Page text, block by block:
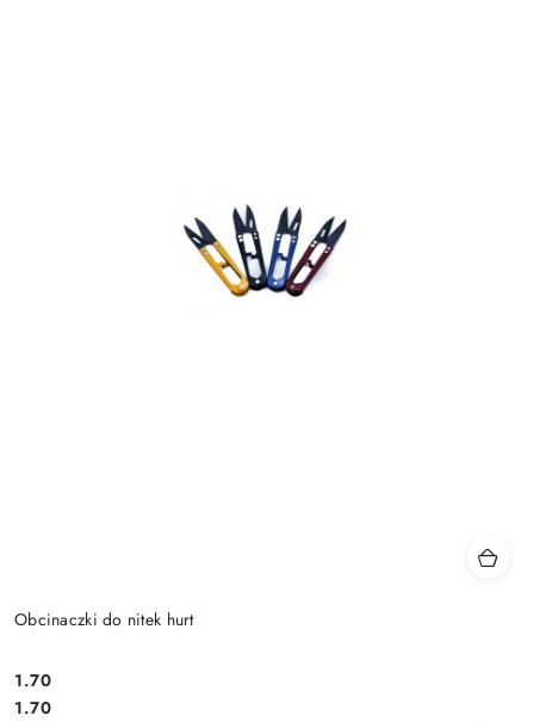
Obcinaczki do nitek hurt
Cena:
1.70
Cena:
1.70